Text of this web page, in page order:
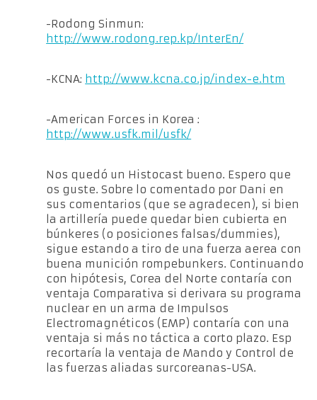
-Rodong Sinmun:
http://www.rodong.rep.kp/InterEn/
-KCNA: http://www.kcna.co.jp/index-e.htm
-American Forces in Korea :
http://www.usfk.mil/usfk/
Nos quedó un Histocast bueno. Espero que
os guste. Sobre lo comentado por Dani en
sus comentarios (que se agradecen), si bien
la artillería puede quedar bien cubierta en
búnkeres (o posiciones falsas/dummies),
sigue estando a tiro de una fuerza aerea con
buena munición rompebunkers. Continuando
con hipótesis, Corea del Norte contaría con
ventaja Comparativa si derivara su programa
nuclear en un arma de Impulsos
Electromagnéticos (EMP) contaría con una
ventaja si más no táctica a corto plazo. Esp
recortaría la ventaja de Mando y Control de
las fuerzas aliadas surcoreanas-USA.